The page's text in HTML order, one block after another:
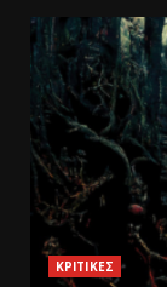
ΚΡΙΤΙΚΕΣ